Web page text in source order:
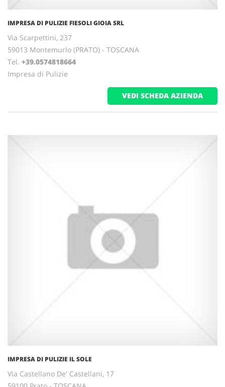
IMPRESA DI PULIZIE FIESOLI GIOIA SRL
Via Scarpettini, 237
59013 Montemurlo (PRATO) - TOSCANA
Tel. +39.0574818664
Impresa di Pulizie
VEDI SCHEDA AZIENDA
IMPRESA DI PULIZIE IL SOLE
Via Castellano De' Castellani, 17